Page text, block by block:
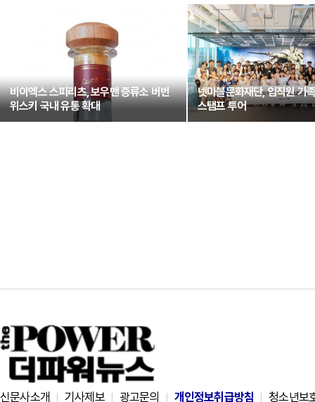
비이엑스 스피리츠, 보우맨 증류소 버번
위스키 국내 유통 확대
넷마블문화재단, 임직원 가
스탬프 투어
신문사소개 기사제보 광고문의 개인정보취급방침 청소년보